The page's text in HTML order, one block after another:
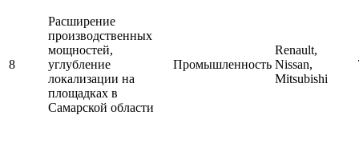
8
Расширение
производственных
мощностей,
углубление
локализации на
площадках в
Самарской области
Промышленность
Renault,
Nissan,
Mitsubishi